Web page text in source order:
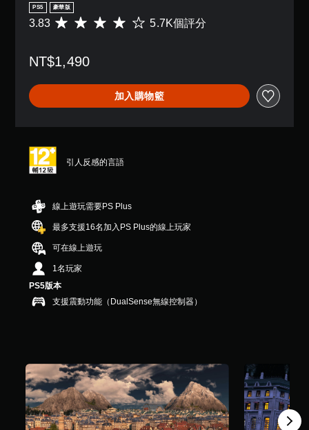
PS5 豪華版
平
分
3
.
星
滿
顆
星
，
共
5
.
7
K
3.83 5.7K個評分
NT$1,490
加入購物籃
引人反感的言語
線上遊玩需要PS Plus
最多支援16名加入PS Plus的線上玩家
可在線上遊玩
1名玩家
PS5版本
支援震動功能（DualSense無線控制器）